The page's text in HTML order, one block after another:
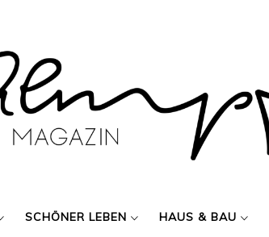
SCHÖNER LEBEN HAUS & BAU